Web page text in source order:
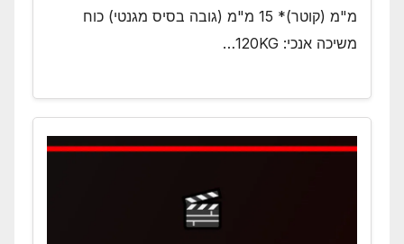
מ"מ (קוטר)* 15 מ"מ (גובה בסיס מגנטי) כוח
משיכה אנכי: 120KG…